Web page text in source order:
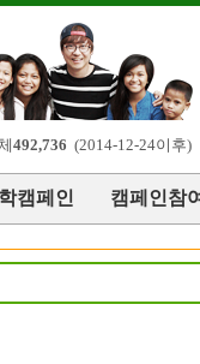
492,736 (2014-12-24이후)
캠페인 캠페인참